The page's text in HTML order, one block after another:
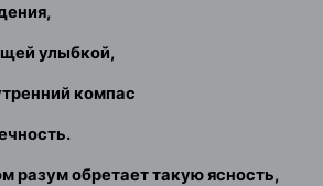
улыбкой,
компас
разум обретает такую ясность,